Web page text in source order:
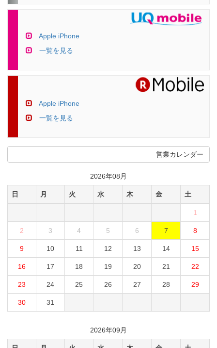
Apple iPhone
一覧を見る
Apple iPhone
一覧を見る
営業カレンダー
2026年08月
日 月 火 水 木 金 土
1
2 3 4 5 6 7 8
9 10 11 12 13 14 15
16 17 18 19 20 21 22
23 24 25 26 27 28 29
30 31
2026年09月